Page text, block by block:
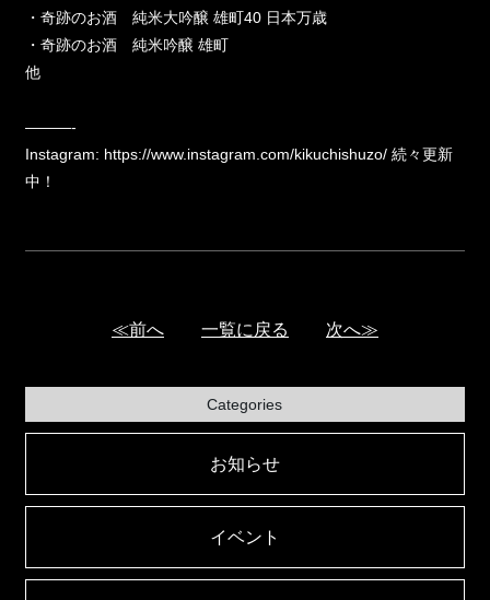
・奇跡のお酒 純米大吟醸 雄町40 日本万歳
・奇跡のお酒 純米吟醸 雄町
他
———-
Instagram: https://www.instagram.com/kikuchishuzo/ 続々更新
中！
≪前へ 一覧に戻る 次へ≫
Categories
お知らせ
イベント